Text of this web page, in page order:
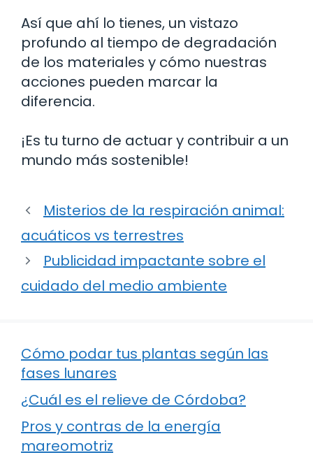
Así que ahí lo tienes, un vistazo
profundo al tiempo de degradación
de los materiales y cómo nuestras
acciones pueden marcar la
diferencia.
¡Es tu turno de actuar y contribuir a un
mundo más sostenible!
Misterios de la respiración animal:
acuáticos vs terrestres
Publicidad impactante sobre el
cuidado del medio ambiente
Cómo podar tus plantas según las
fases lunares
¿Cuál es el relieve de Córdoba?
Pros y contras de la energía
mareomotriz